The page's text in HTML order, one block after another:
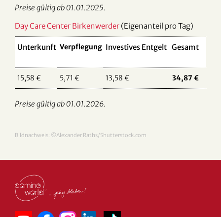
Preise gültig ab 01.01.2025.
Day Care Center Birkenwerder (Eigenanteil pro Tag)
Unterkunft Verpflegung Investives Entgelt Gesamt
15,58 € 5,71 € 13,58 € 34,87 €
Preise gültig ab 01.01.2026.
Bildnachweis: ©Alexander Raths/Shutterstock.com